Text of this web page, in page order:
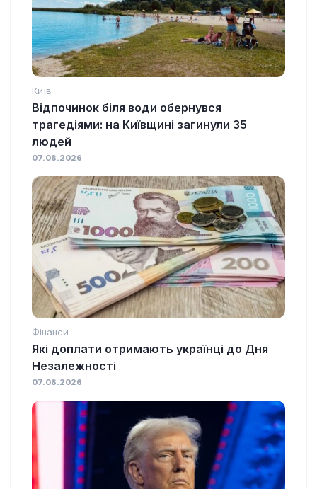
Київ
Відпочинок біля води обернувся
трагедіями: на Київщині загинули 35
людей
07.08.2026
Фінанси
Які доплати отримають українці до Дня
Незалежності
07.08.2026